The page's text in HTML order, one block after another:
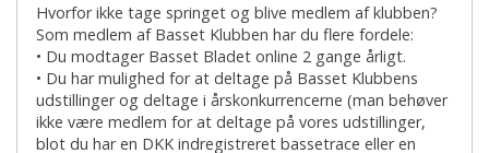
Hvorfor ikke tage springet og blive medlem af klubben?
Som medlem af Basset Klubben har du flere fordele:
• Du modtager Basset Bladet online 2 gange årligt.
• Du har mulighed for at deltage på Basset Klubbens
udstillinger og deltage i årskonkurrencerne (man behøver
ikke være medlem for at deltage på vores udstillinger,
blot du har en DKK indregistreret bassetrace eller en